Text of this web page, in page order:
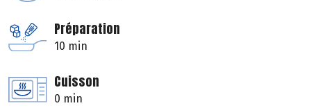
Préparation
10 min
Cuisson
0 min